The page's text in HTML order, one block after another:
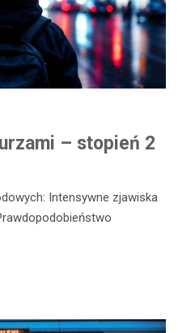
– stopień 2
Intensywne zjawiska